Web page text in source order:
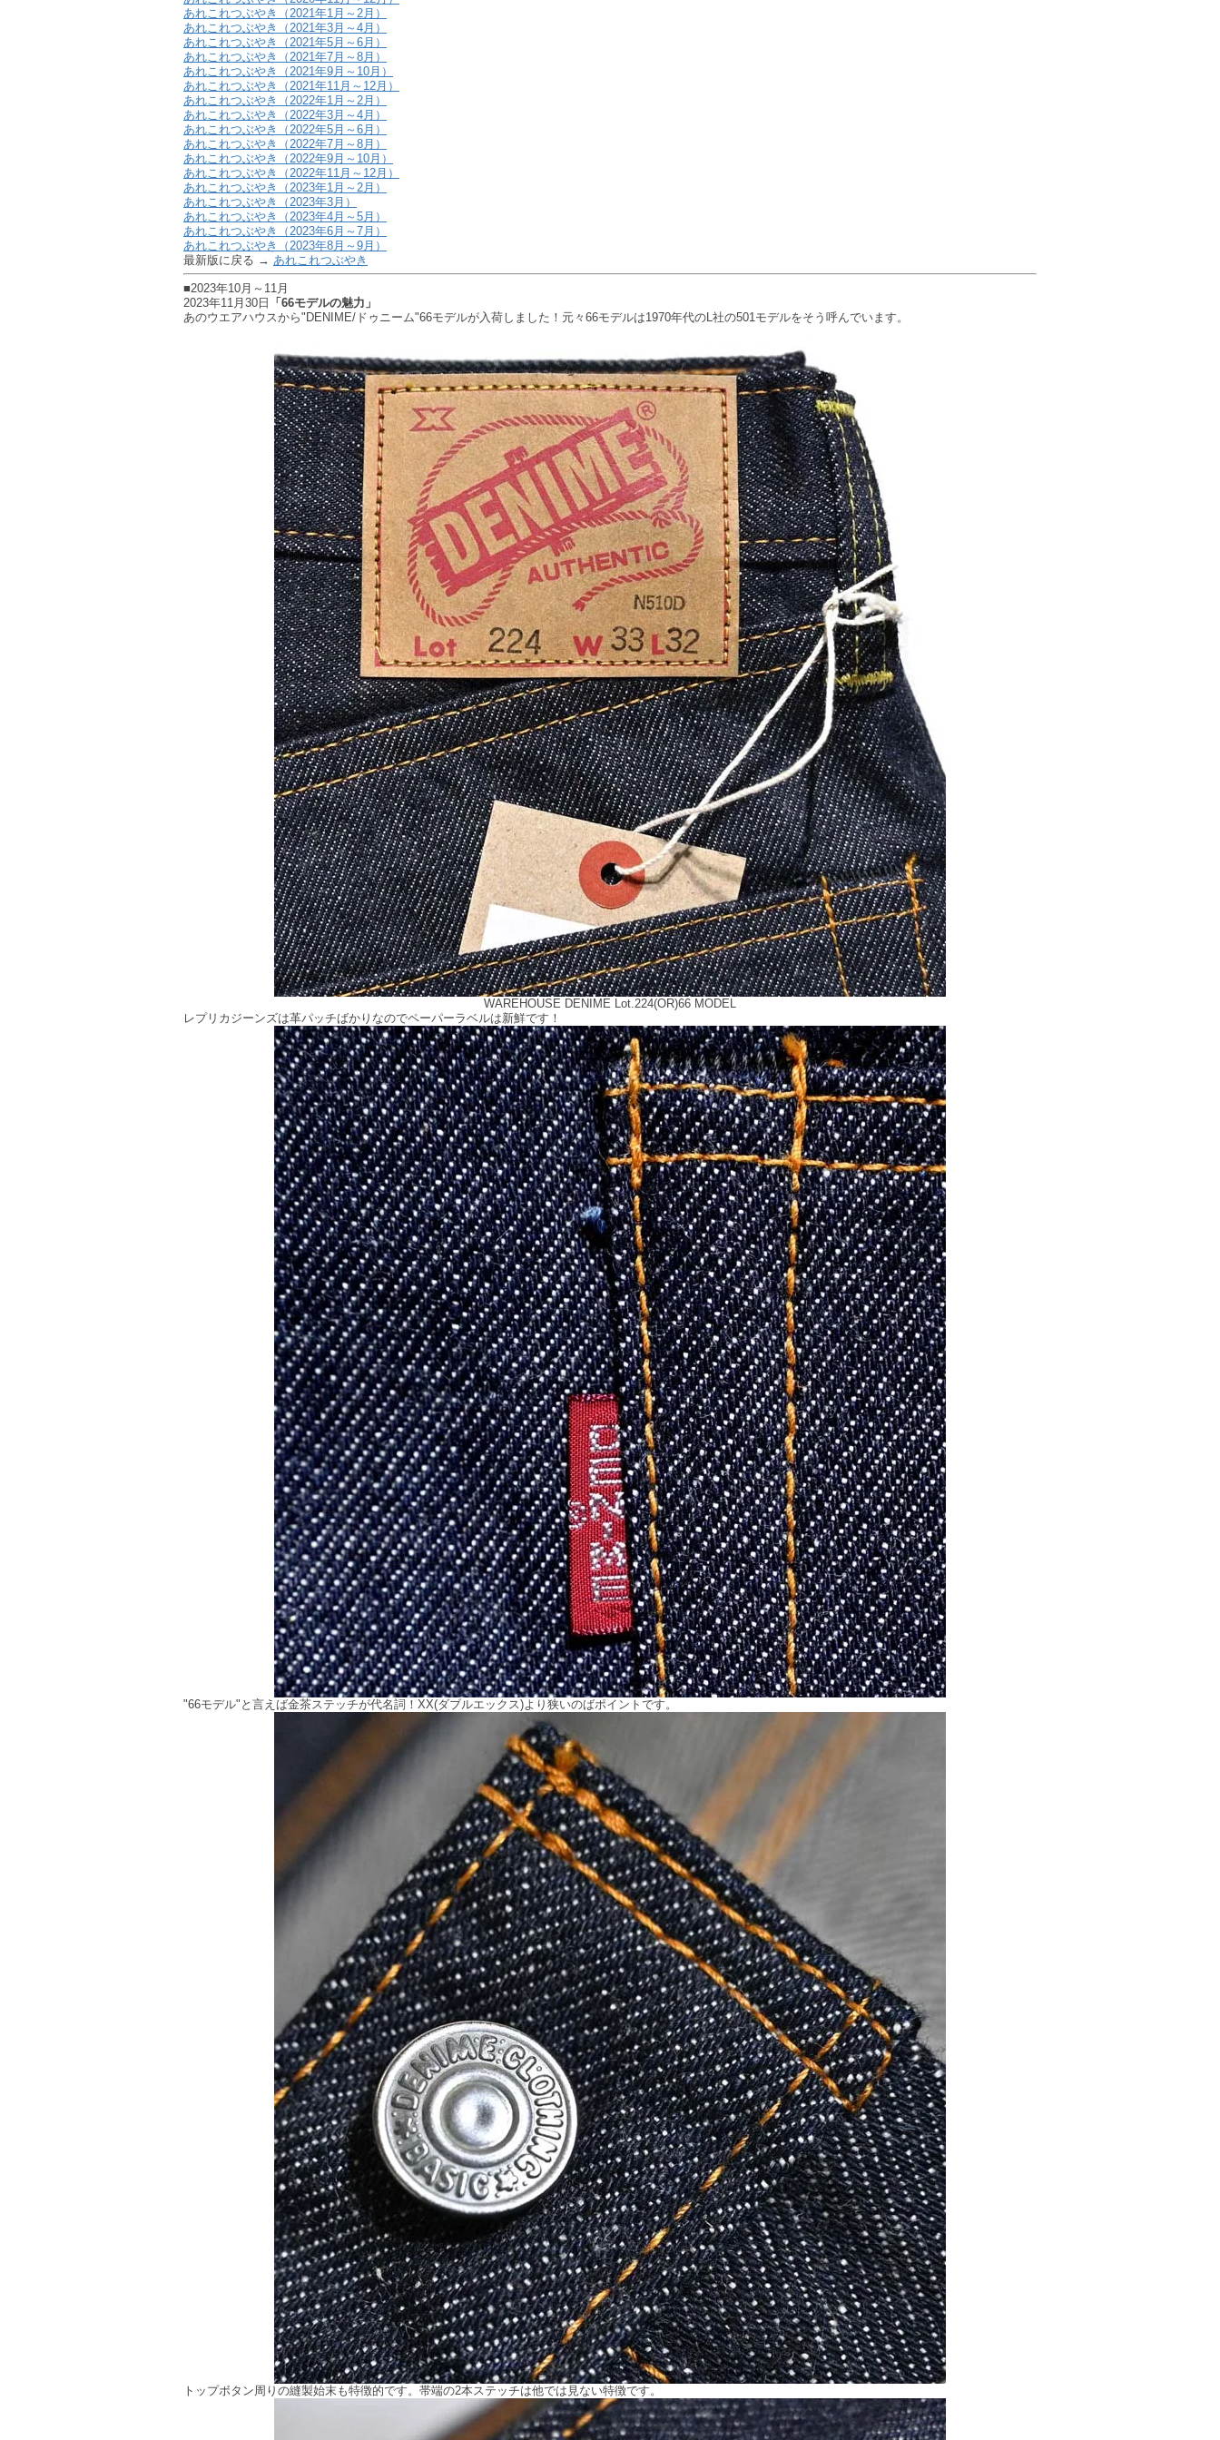
あれこれつぶやき（2021年1月～2月）
あれこれつぶやき（2021年3月～4月）
あれこれつぶやき（2021年5月～6月）
あれこれつぶやき（2021年7月～8月）
あれこれつぶやき（2021年9月～10月）
あれこれつぶやき（2021年11月～12月）
あれこれつぶやき（2022年1月～2月）
あれこれつぶやき（2022年3月～4月）
あれこれつぶやき（2022年5月～6月）
あれこれつぶやき（2022年7月～8月）
あれこれつぶやき（2022年9月～10月）
あれこれつぶやき（2022年11月～12月）
あれこれつぶやき（2023年1月～2月）
あれこれつぶやき（2023年3月）
あれこれつぶやき（2023年4月～5月）
あれこれつぶやき（2023年6月～7月）
あれこれつぶやき（2023年8月～9月）
最新版に戻る → あれこれつぶやき
■2023年10月～11月
2023年11月30日 「66モデルの魅力」
あのウエアハウスから"DENIME/ドゥニーム"66モデルが入荷しました！元々66モデルは1970年代のL社の501モデルをそう呼んでいます。
WAREHOUSE DENIME Lot.224(OR)66 MODEL
レプリカジーンズは革パッチばかりなのでペーパーラベルは新鮮です！
"66モデル"と言えば金茶ステッチが代名詞！XX(ダブルエックス)より狭いのばポイントです。
トップボタン周りの縫製始末も特徴的です。帯端の2本ステッチは他では見ない特徴です。